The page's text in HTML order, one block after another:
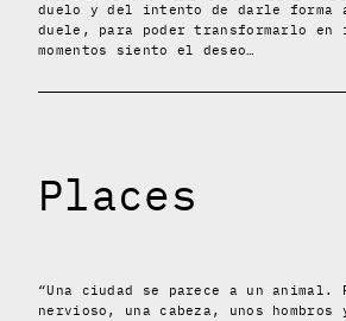
duelo y del intento de darle forma
duele, para poder transformarlo en
momentos siento el deseo…
Places
“Una ciudad se parece a un animal.
nervioso, una cabeza, unos hombros